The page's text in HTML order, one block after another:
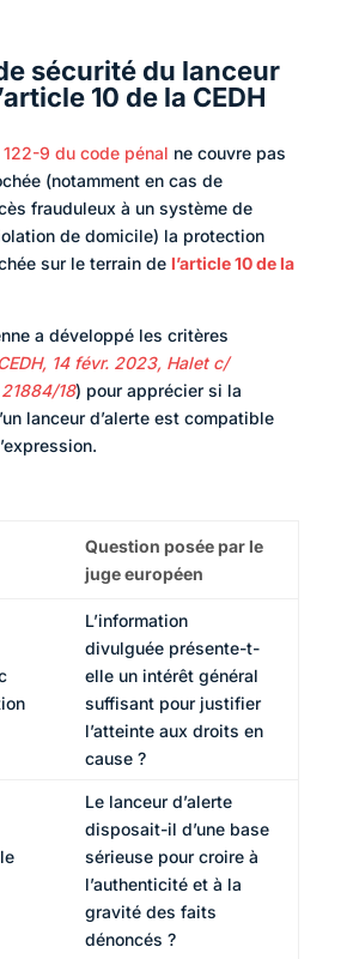
sécurité du lanceur
10 de la CEDH
122-9 du code pénal ne couvre pas
(notamment en cas de
frauduleux à un système de
de domicile) la protection
sur le terrain de l’article 10 de la
a développé les critères
14 févr. 2023, Halet c/
18) pour apprécier si la
lanceur d’alerte est compatible
Question posée par le
juge européen
L’information
divulguée présente-t-
elle un intérêt général
suffisant pour justifier
l’atteinte aux droits en
cause ?
Le lanceur d’alerte
disposait-il d’une base
sérieuse pour croire à
l’authenticité et à la
gravité des faits
dénoncés ?